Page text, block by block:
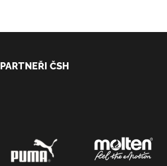
PARTNEŘI ČSH